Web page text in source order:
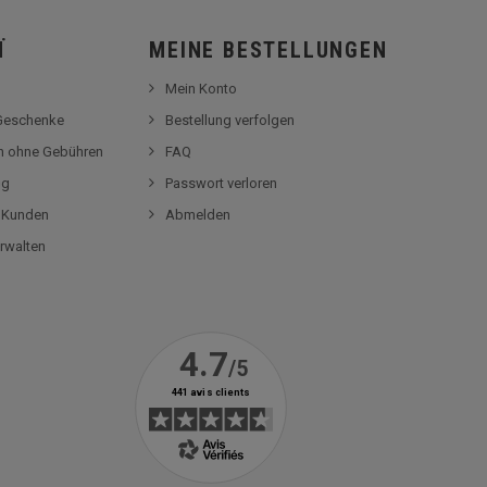
ohne Gebühren
MEINE BESTELLUNGEN
Mein Konto
Bestellung verfolgen
FAQ
Passwort verloren
Abmelden